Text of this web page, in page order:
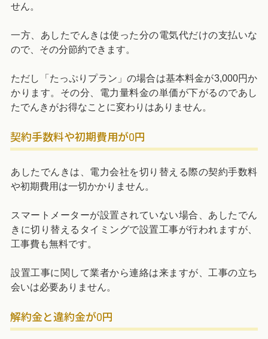
せん。
一方、あしたでんきは使った分の電気代だけの支払いな
ので、その分節約できます。
ただし「たっぷりプラン」の場合は基本料金が3,000円か
かります。その分、電力量料金の単価が下がるのであし
たでんきがお得なことに変わりはありません。
契約手数料や初期費用が0円
あしたでんきは、電力会社を切り替える際の契約手数料
や初期費用は一切かかりません。
スマートメーターが設置されていない場合、あしたでん
きに切り替えるタイミングで設置工事が行われますが、
工事費も無料です。
設置工事に関して業者から連絡は来ますが、工事の立ち
会いは必要ありません。
解約金と違約金が0円